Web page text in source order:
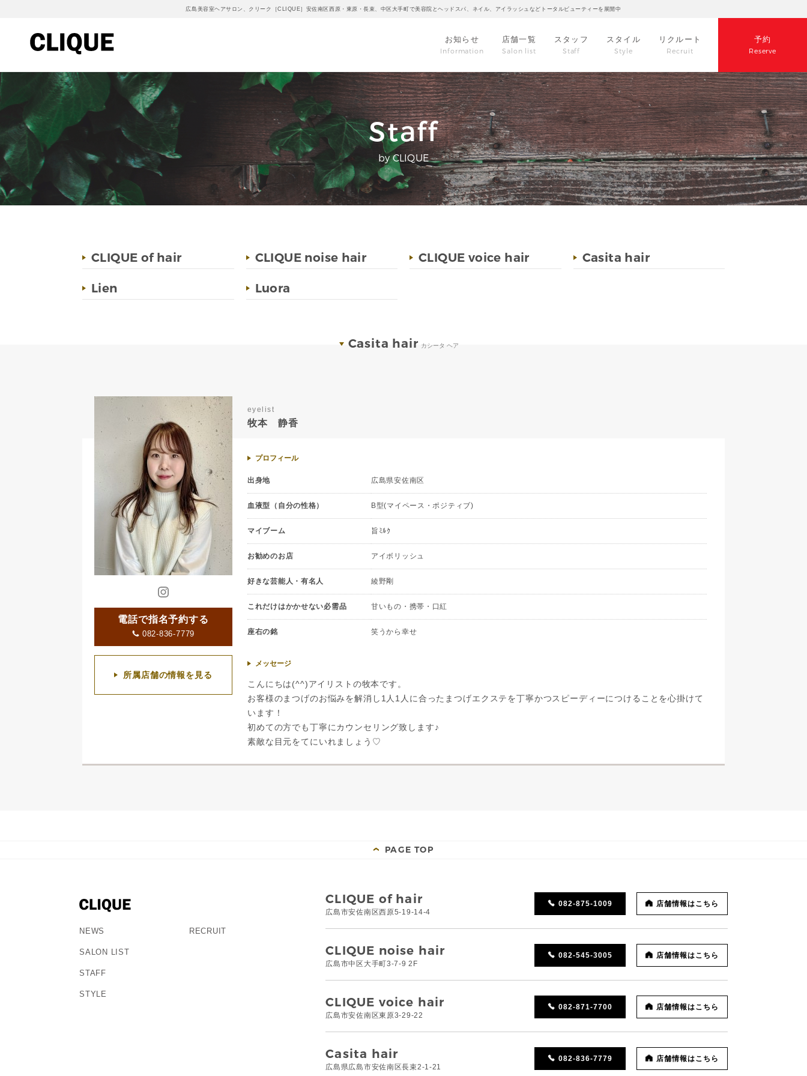
広島美容室ヘアサロン、クリーク［CLIQUE］安佐南区西原・東原・長束、中区大手町で美容院とヘッドスパ、ネイル、アイラッシュなどトータルビューティーを展開中
お知らせ
Information
店舗一覧
Salon list
スタッフ
Staff
スタイル
Style
リクルート
Recruit
予約
Reserve
Staff
by CLIQUE
CLIQUE of hair CLIQUE noise hair CLIQUE voice hair Casita hair
Lien Luora
Casita hair カシータ ヘア
電話で指名予約する
082-836-7779
所属店舗の情報を見る
eyelist
牧本 静香
プロフィール
出身地 広島県安佐南区
血液型（自分の性格） B型(マイペース・ポジティブ)
マイブーム 旨ﾐﾙｸ
お勧めのお店 アイボリッシュ
好きな芸能人・有名人 綾野剛
これだけはかかせない必需品 甘いもの・携帯・口紅
座右の銘 笑うから幸せ
メッセージ
こんにちは(^^)アイリストの牧本です。
お客様のまつげのお悩みを解消し1人1人に合ったまつげエクステを丁寧かつスピーディーにつけることを心掛けて
います！
初めての方でも丁寧にカウンセリング致します♪
素敵な目元をてにいれましょう♡
PAGE TOP
NEWS
SALON LIST
STAFF
STYLE
RECRUIT
CLIQUE of hair
広島市安佐南区西原5-19-14-4
082-875-1009 店舗情報はこちら
CLIQUE noise hair
広島市中区大手町3-7-9 2F
082-545-3005 店舗情報はこちら
CLIQUE voice hair
広島市安佐南区東原3-29-22
082-871-7700 店舗情報はこちら
Casita hair
広島県広島市安佐南区長束2-1-21
082-836-7779 店舗情報はこちら